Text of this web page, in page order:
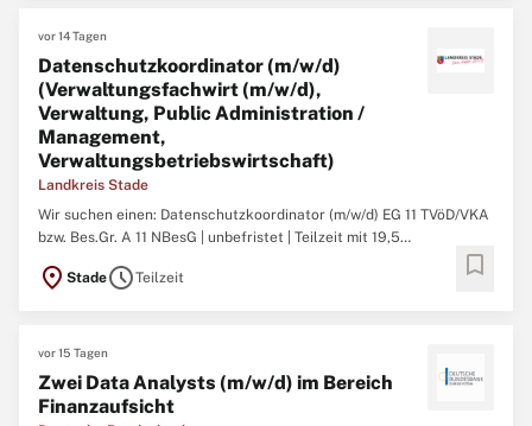
vor 14 Tagen
Datenschutzkoordinator (m/w/d)
(Verwaltungsfachwirt (m/w/d),
Verwaltung, Public Administration /
Management,
Verwaltungsbetriebswirtschaft)
Landkreis Stade
Wir suchen einen: Datenschutzkoordinator (m/w/d) EG 11 TVöD/VKA
bzw. Bes.Gr. A 11 NBesG | unbefristet | Teilzeit mit 19,5
Datenschutzbeauftragten (m/w/d) darstellen die Behördenleitung
location_on StadescheduleTeilzeit bookmark
vor 15 Tagen
Zwei Data Analysts (m/w/d) im Bereich
Finanzaufsicht